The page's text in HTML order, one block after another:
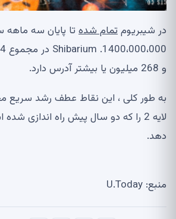
در شیبریومتمام شده
و 268 میلیون یا بیشتر آدرس دارد.
به طور کلی ، این نقاط عطف رشد سریع
لایه 2 را که دو سال پیش راه اندازی
دهد.
منبع: U.Today